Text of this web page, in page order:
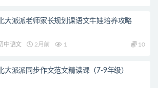
大派派老师家长规划课语文牛娃培养攻略
中语文 2月前 1 10
大派派同步作文范文精读课（7-9年级）